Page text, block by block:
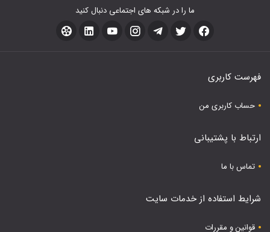
ما را در شبکه های اجتماعی دنبال کنید
فهرست کاربری
حساب کاربری من
ارتباط با پشتیبانی
تماس با ما
شرایط استفاده از خدمات سایت
قوانین و مقررات